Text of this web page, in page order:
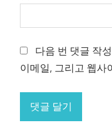
다음 번 댓글 작
이메일, 그리고 웹사